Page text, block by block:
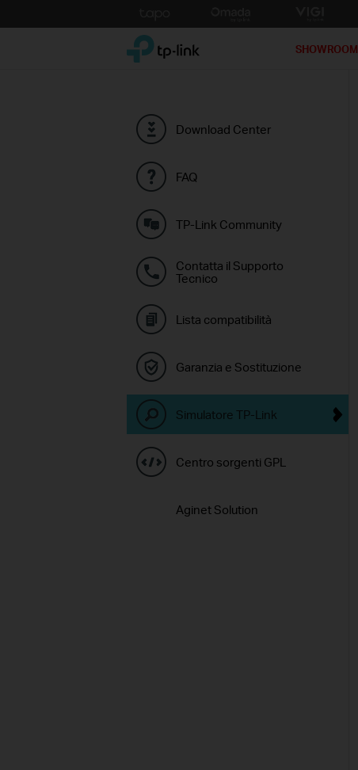
to
TP-Link, Reliably Smart SHOWROOM
Download Center
FAQ
TP-Link Community
Contatta il Supporto
Tecnico
Lista compatibilità
Garanzia e Sostituzione
Simulatore TP-Link
Centro sorgenti GPL
Aginet Solution